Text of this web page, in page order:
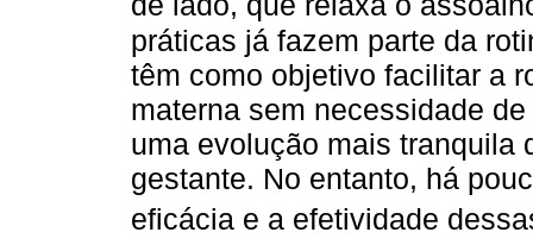
práticas já fazem parte da
têm como objetivo facilitar a
materna sem necessidade
uma evolução mais tranquila
gestante. No entanto, há
eficácia e a efetividade